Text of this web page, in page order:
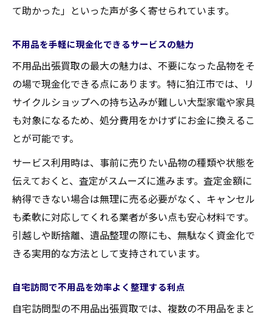
て助かった」といった声が多く寄せられています。
不用品を手軽に現金化できるサービスの魅力
不用品出張買取の最大の魅力は、不要になった品物をそ
の場で現金化できる点にあります。特に狛江市では、リ
サイクルショップへの持ち込みが難しい大型家電や家具
も対象になるため、処分費用をかけずにお金に換えるこ
とが可能です。
サービス利用時は、事前に売りたい品物の種類や状態を
伝えておくと、査定がスムーズに進みます。査定金額に
納得できない場合は無理に売る必要がなく、キャンセル
も柔軟に対応してくれる業者が多い点も安心材料です。
引越しや断捨離、遺品整理の際にも、無駄なく資金化で
きる実用的な方法として支持されています。
自宅訪問で不用品を効率よく整理する利点
自宅訪問型の不用品出張買取では、複数の不用品をまと